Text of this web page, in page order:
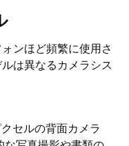
ンほど頻繁に使用さ
は異なるカメラシス
セルの背面カメラ